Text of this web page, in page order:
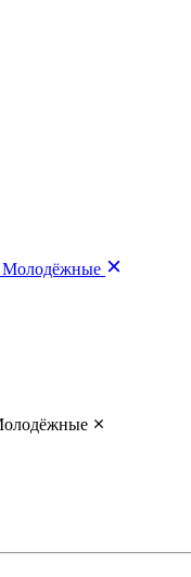
Молодёжные